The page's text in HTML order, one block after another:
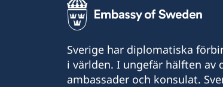
Sverige har diplomatiska
i världen. I ungefär hälften av
ambassader och konsulat.